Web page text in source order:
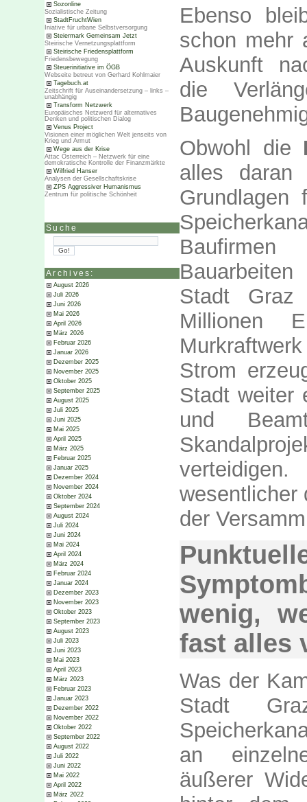
Sozonline
Sozialistische Zeitung
StadtFruchtWien
Iniative für urbane Selbstversorgung
Steiermark Gemeinsam Jetzt
Steirische Vernetzungsplattform
Steirische Friedensplattform
Friedensbewegung
Steuerinitiative im ÖGB
Webseite betreut von Gerhard Kohlmaier
Tagebuch.at
Zeitschrift für Auseinandersetzung – links –
unabhängig
Transform Netzwerk
Europäisches Netzwerd für alternatives
Denken und politischen Dialog
Venus Project
Visionen einer möglichen Welt jenseits von
Krieg und Armut
Wege aus der Krise
Attac Österreich – Netzwerk für eine
demokratische Kontrolle der Finanzmärkte
Wilfried Hanser
Analysen der Gesellschaftskrise
ZPS Aggressiver Humanismus
Zentrum für politische Schönheit
Suche
Archives:
August 2026
Juli 2026
Juni 2026
Mai 2026
April 2026
März 2026
Februar 2026
Januar 2026
Dezember 2025
November 2025
Oktober 2025
September 2025
August 2025
Juli 2025
Juni 2025
Mai 2025
April 2025
März 2025
Februar 2025
Januar 2025
Dezember 2024
November 2024
Oktober 2024
September 2024
August 2024
Juli 2024
Juni 2024
Mai 2024
April 2024
März 2024
Februar 2024
Januar 2024
Dezember 2023
November 2023
Oktober 2023
September 2023
August 2023
Juli 2023
Juni 2023
Mai 2023
April 2023
März 2023
Februar 2023
Januar 2023
Dezember 2022
November 2022
Oktober 2022
September 2022
August 2022
Juli 2022
Juni 2022
Mai 2022
April 2022
März 2022
Ebenso
schon mehr
Auskunft
die
Obwohl die
alles daran
Grundlagen
Stadt
Millionen
Strom
Stadt weiter
und
wesentlicher
der
wenig,
fast alles
Was der
Stadt
an
äußerer